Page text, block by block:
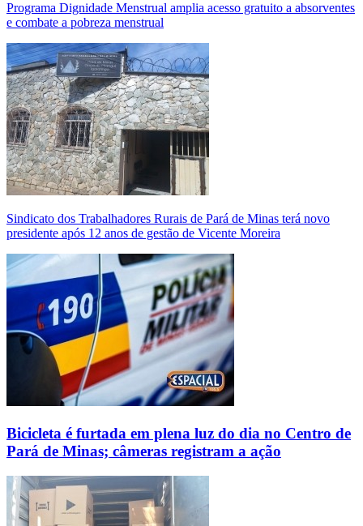
Programa Dignidade Menstrual amplia acesso gratuito a absorventes
e combate a pobreza menstrual
Sindicato dos Trabalhadores Rurais de Pará de Minas terá novo
presidente após 12 anos de gestão de Vicente Moreira
Bicicleta é furtada em plena luz do dia no Centro de
Pará de Minas; câmeras registram a ação